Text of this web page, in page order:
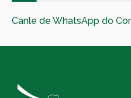
Canle de WhatsApp do